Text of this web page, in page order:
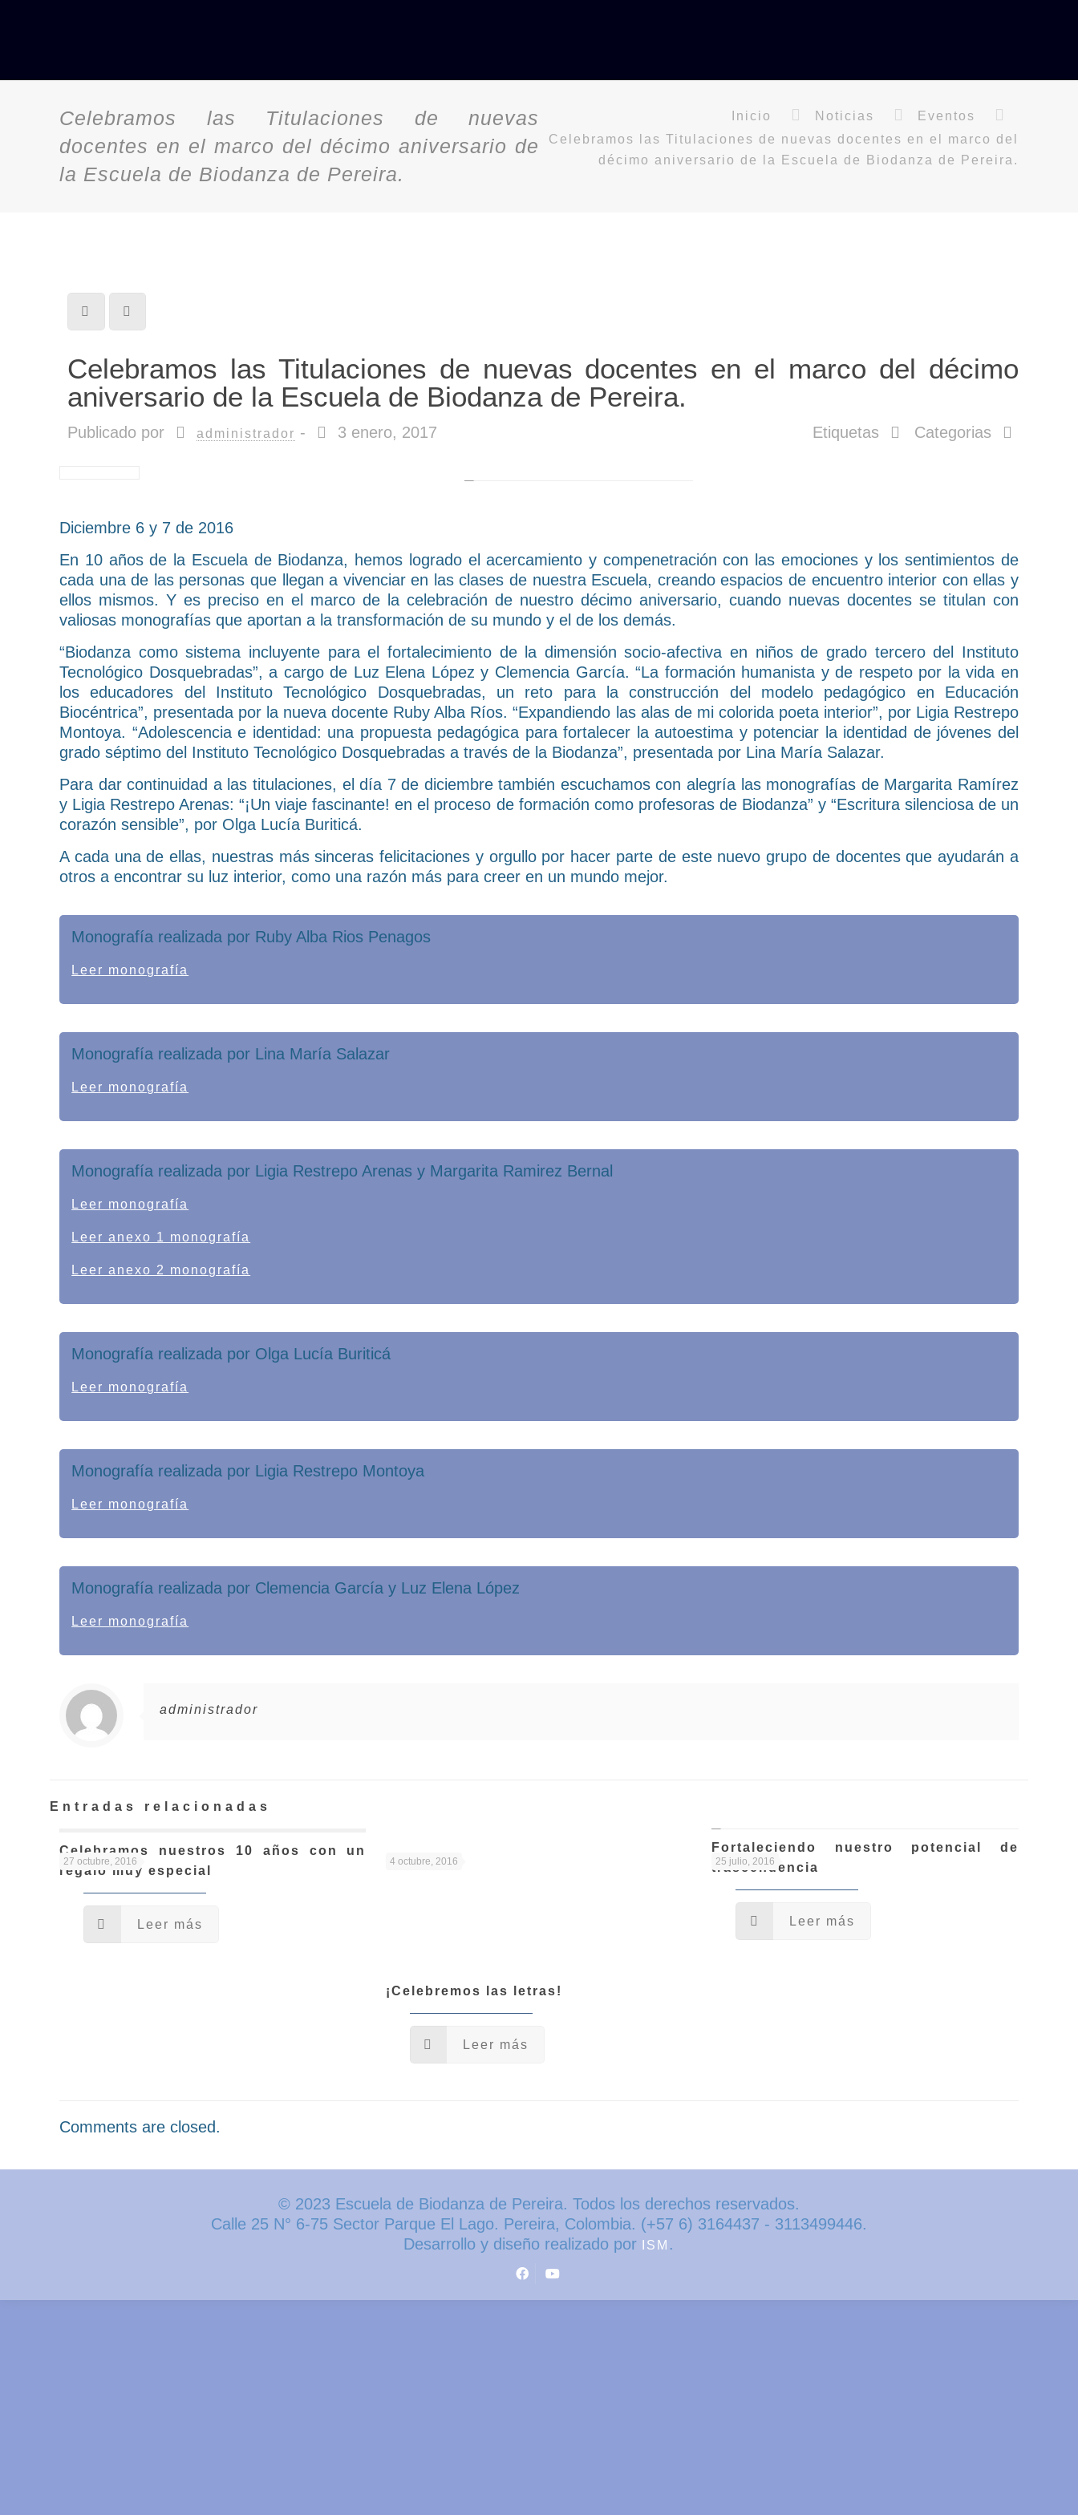
Celebramos las Titulaciones de nuevas
docentes en el marco del décimo aniversario de
la Escuela de Biodanza de Pereira.
Inicio Noticias
Eventos
Celebramos las Titulaciones de nuevas docentes en el marco del
décimo aniversario de la Escuela de Biodanza de Pereira.
Celebramos las Titulaciones de nuevas docentes en el marco del décimo
aniversario de la Escuela de Biodanza de Pereira.
Publicado por administrador - 3 enero, 2017 Categorias
Etiquetas
Diciembre 6 y 7 de 2016
En 10 años de la Escuela de Biodanza, hemos logrado el acercamiento y compenetración con las emociones y los sentimientos de
cada una de las personas que llegan a vivenciar en las clases de nuestra Escuela, creando espacios de encuentro interior con ellas y
ellos mismos. Y es preciso en el marco de la celebración de nuestro décimo aniversario, cuando nuevas docentes se titulan con
valiosas monografías que aportan a la transformación de su mundo y el de los demás.
“Biodanza como sistema incluyente para el fortalecimiento de la dimensión socio-afectiva en niños de grado tercero del Instituto
Tecnológico Dosquebradas”, a cargo de Luz Elena López y Clemencia García. “La formación humanista y de respeto por la vida en
los educadores del Instituto Tecnológico Dosquebradas, un reto para la construcción del modelo pedagógico en Educación
Biocéntrica”, presentada por la nueva docente Ruby Alba Ríos. “Expandiendo las alas de mi colorida poeta interior”, por Ligia Restrepo
Montoya. “Adolescencia e identidad: una propuesta pedagógica para fortalecer la autoestima y potenciar la identidad de jóvenes del
grado séptimo del Instituto Tecnológico Dosquebradas a través de la Biodanza”, presentada por Lina María Salazar.
Para dar continuidad a las titulaciones, el día 7 de diciembre también escuchamos con alegría las monografías de Margarita Ramírez
y Ligia Restrepo Arenas: “¡Un viaje fascinante! en el proceso de formación como profesoras de Biodanza” y “Escritura silenciosa de un
corazón sensible”, por Olga Lucía Buriticá.
A cada una de ellas, nuestras más sinceras felicitaciones y orgullo por hacer parte de este nuevo grupo de docentes que ayudarán a
otros a encontrar su luz interior, como una razón más para creer en un mundo mejor.
Monografía realizada por Ruby Alba Rios Penagos
Leer monografía
Monografía realizada por Lina María Salazar
Leer monografía
Monografía realizada por Ligia Restrepo Arenas y Margarita Ramirez Bernal
Leer monografía
Leer anexo 1 monografía
Leer anexo 2 monografía
Monografía realizada por Olga Lucía Buriticá
Leer monografía
Monografía realizada por Ligia Restrepo Montoya
Leer monografía
Monografía realizada por Clemencia García y Luz Elena López
Leer monografía
administrador
Entradas relacionadas
27 octubre, 2016
Celebramos nuestros 10 años con un
regalo muy especial
Leer más
4 octubre, 2016
¡Celebremos las letras!
Leer más
25 julio, 2016
Fortaleciendo nuestro potencial de
trascendencia
Leer más
Comments are closed.
© 2023 Escuela de Biodanza de Pereira. Todos los derechos reservados.
Calle 25 N° 6-75 Sector Parque El Lago. Pereira, Colombia. (+57 6) 3164437 - 3113499446.
Desarrollo y diseño realizado por
ISM .